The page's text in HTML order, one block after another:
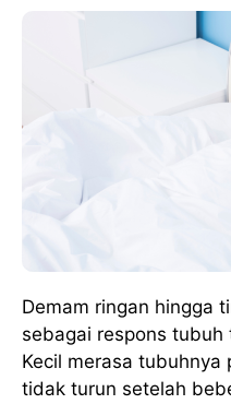
Demam ringan hingga
sebagai respons
Kecil merasa tubuhnya
tidak turun setelah